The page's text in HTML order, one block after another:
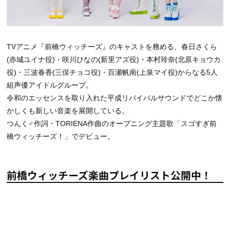
TVアニメ『前橋ウィッチーズ』のキャストを務める、春日さくら
(赤城ユイナ役)・咲川ひなの(新里アズ役)・本村玲奈(北原キョウカ
役)・三波春香(三俣チョコ役)・百瀬帆南(上泉マイ役)からなる5人
組声優アイドルグループ。
令和のエッセンスを取り入れた平成リバイバルサウンドでどこか懐
かしくも新しい音楽を展開している。
つんく♂作詞・TORIENA作曲のオープニング主題歌「スゴすぎ前
橋ウィッチーズ！」でデビュー。
前橋ウィッチーズ楽曲プレイリスト公開中！